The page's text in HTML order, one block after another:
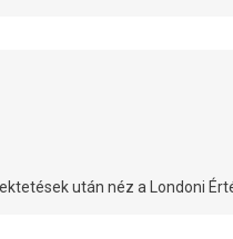
után néz a Londoni